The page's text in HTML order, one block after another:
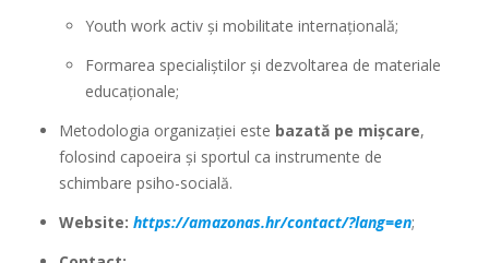
Youth work activ și mobilitate internațională;
Formarea specialiștilor și dezvoltarea de materiale
educaționale;
Metodologia organizației este bazată pe mișcare,
folosind capoeira și sportul ca instrumente de
schimbare psiho-socială.
Website: https://amazonas.hr/contact/?lang=en;